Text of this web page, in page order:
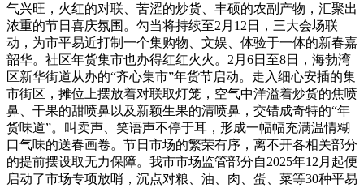
气兴旺，火红的对联、苦涩的炒货、丰硕的农副产物，汇聚出
浓重的节日喜庆氛围。勾当将持续至2月12日，三大会场联
动，为市平易近打制一个集购物、文娱、体验于一体的新春嘉
韶华。社区年货集市也办得红红火火。2月6日至8日，海勃湾
区新华街道从办的“齐心集市”年货节启动。走入细心安插的集
市街区，摊位上摆放着对联取灯笼，空气中洋溢着炒货的焦喷
鼻、干果的甜喷鼻以及新颖生果的清喷鼻，交错成奇特的“年
货味道”。叫卖声、笑语声不停于耳，形成一幅幅充满温情糊
口气味的送春画卷。节日市场的繁荣有序，离不开各相关部分
的提前摆设取无力保障。我市市场监管部分自2025年12月起便
启动了市场专项放哨，沉点对粮、油、肉、蛋、菜等30种平易